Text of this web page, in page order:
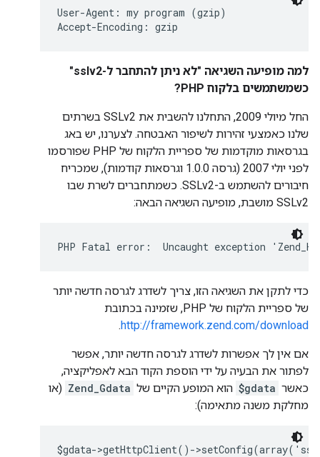
User-Agent: my program (gzip)
Accept-Encoding: gzip
למה מופיעה השגיאה "לא ניתן להתחבר ל-sslv2"
כשמשתמשים בלקוח PHP?
החל מיולי 2009, התחלנו להשבית את SSLv2 בשרתים
שלנו כאמצעי זהירות לשיפור האבטחה. לצערנו, יש באג
בגרסאות מוקדמות של ספריית הלקוח של PHP שפורסמו
לפני יולי 2007 (גרסה 1.0.0 וגרסאות קודמות), שמכריח
חיבורים להשתמש ב-SSLv2. כשמתחברים לשרת שבו
SSLv2 מושבת, מופיעה השגיאה הבאה:
PHP Fatal error:  Uncaught exception
כדי לתקן את השגיאה הזו, צריך לשדרג לגרסה חדשה יותר
של ספריית הלקוח של PHP, שזמינה בכתובת
http://framework.zend.com/download
.
אם אין לך אפשרות לשדרג לגרסה חדשה יותר, אפשר
לפתור את הבעיה על ידי הוספת הקוד הבא לאפליקציה,
כאשר $gdata הוא המופע הקיים של Zend_Gdata (או
מחלקת משנה מתאימה):
$gdata->getHttpClient()-